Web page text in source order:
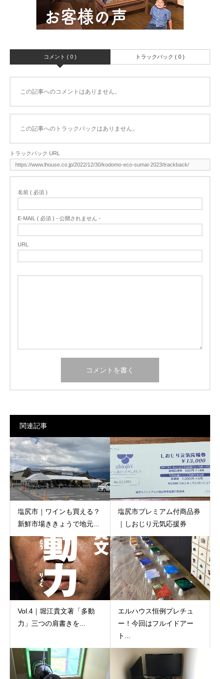
コメント ( 0 ) トラックバック ( 0 )
この記事へのコメントはありません。
この記事へのトラックバックはありません。
トラックバック URL
名前 ( 必須 )
E-MAIL ( 必須 ) - 公開されません -
URL
関連記事
塩尻市｜ワインも買える？
新鮮市場ききょうで地元...
塩尻市プレミアム付商品券
｜しおじり元気応援券
Vol.4｜堀江貴文著「多動
力」三つの肩書きを...
エルハウス恒例プレチュ
ー！今回はフルイドアー
ト...